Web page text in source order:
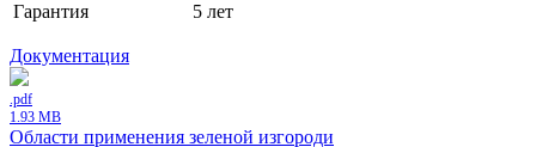
Гарантия
5 лет
Документация
.pdf
1.93 MB
Области применения зеленой изгороди